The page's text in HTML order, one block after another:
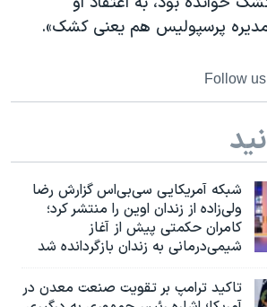
پرسپولیس هم یعنی کشک».
Follow us
شبکه آمریکایی سی‌بی‌‌اس گزارش رضا
ولی‌زاده از زندان اوین را منتشر کرد؛
کامران حکمتی پیش از آغاز
شیمی‌درمانی به زندان بازگردانده شد
تاکید ترامپ بر تقویت صنعت معدن در